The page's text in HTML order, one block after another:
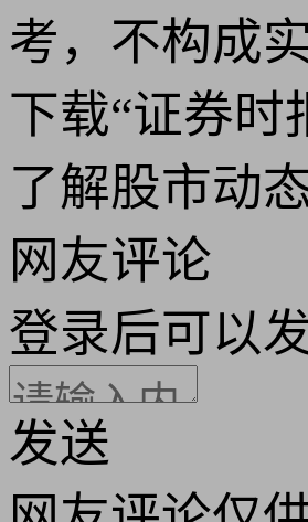
考，不构成
下载“证券时
了解股市动
网友评论
登录后可以
发送